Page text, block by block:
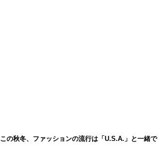
この秋冬、ファッションの流行は「U.S.A.」と一緒で